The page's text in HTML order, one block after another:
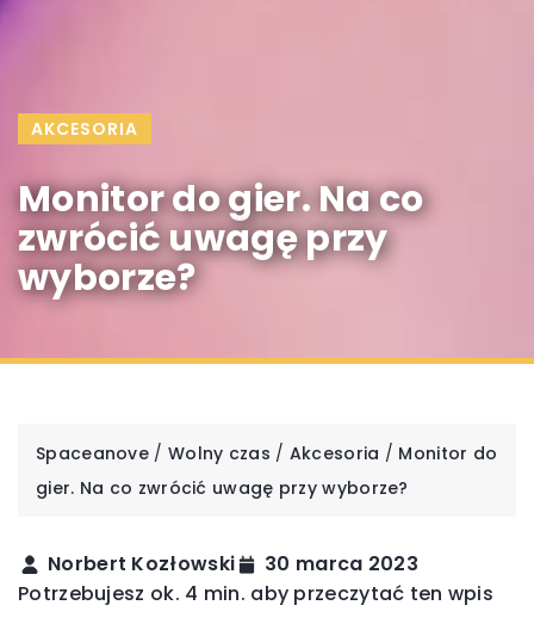
AKCESORIA
Monitor do gier. Na co
zwrócić uwagę przy
wyborze?
Spaceanove / Wolny czas / Akcesoria / Monitor do
gier. Na co zwrócić uwagę przy wyborze?
Norbert Kozłowski
30 marca 2023
Potrzebujesz ok. 4 min. aby przeczytać ten wpis